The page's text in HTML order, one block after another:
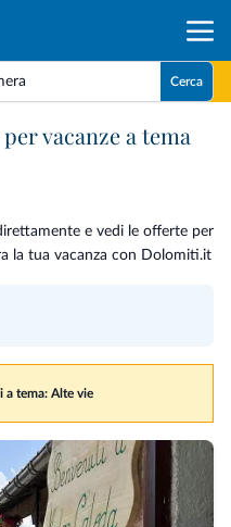
Cerca
vacanze a tema
e vedi le offerte per
la tua vacanza con Dolomiti.it
a tema: Alte vie